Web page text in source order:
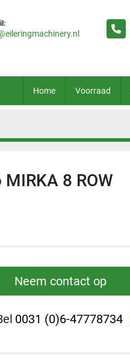
Home Voorraad
8 ROW
Neem contact op
0031 (0)6-47778734